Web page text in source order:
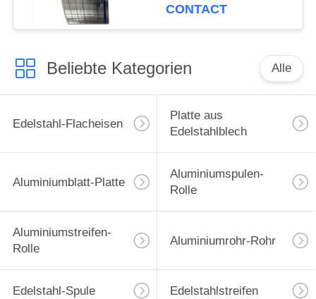
CONTACT
Beliebte Kategorien Alle
Edelstahl-Flacheisen
Platte aus
Edelstahlblech
Aluminiumblatt-Platte
Aluminiumspulen-
Rolle
Aluminiumstreifen-
Rolle
Aluminiumrohr-Rohr
Edelstahl-Spule Edelstahlstreifen